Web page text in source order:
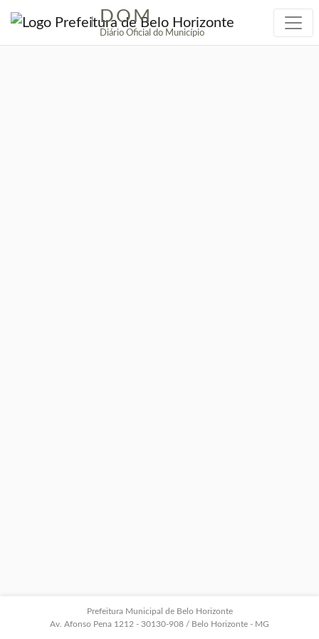
| DOM
Diário Oficial do Município
Prefeitura Municipal de Belo Horizonte
Av. Afonso Pena 1212 - 30130-908 / Belo Horizonte - MG